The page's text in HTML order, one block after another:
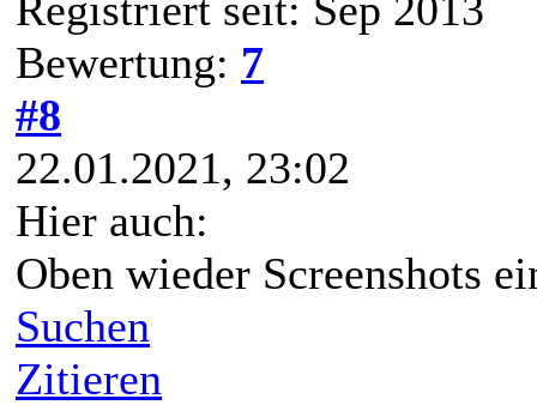
Bewertung: 7
#8
22.01.2021, 23:02
Hier auch:
Oben wieder Screenshots
Suchen
Zitieren